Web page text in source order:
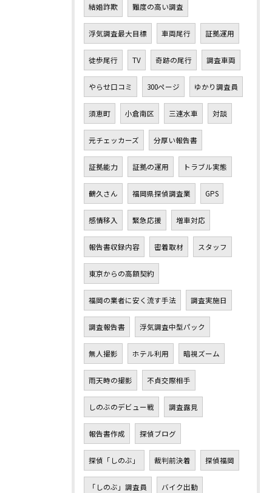
結婚詐欺 難度の高い調査
浮気調査最大目標 車両尾行 証拠運用
徒歩尾行 TV 奇跡の尾行 調査車両
やらせ口コミ 300ページ ゆかり調査員
須恵町 小倉南区 三連水車 対談
元チェッカーズ 分厚い報告書
証拠能力 証拠の運用 トラブル実態
鶴久さん 福岡県探偵調査業 GPS
感情移入 緊急応援 増車対応
報告書収録内容 密着取材 スタッフ
東京からの高額契約
福岡の業者に安く流す手法 調査実施日
調査報告書 浮気調査中型パック
無人撮影 ホテル利用 暗視ズーム
雨天時の撮影 不貞交際相手
しのぶのデビュー戦 調査露見
報告書作成 探偵ブログ
探偵「しのぶ」 裁判前決着 探偵福岡
「しのぶ」調査員 バイク出動